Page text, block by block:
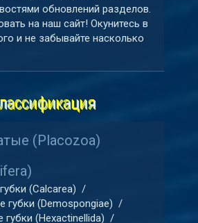
обновлений разделов.
на наш сайт! Окунитесь в
и не забывайте насколько
(Placozoa)
(Calcarea) /
губки (Demospongiae) /
(Hexactinellida) /